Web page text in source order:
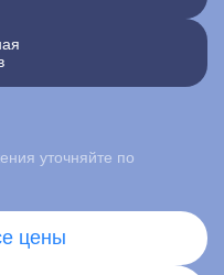
дом
уточняйте по
цены